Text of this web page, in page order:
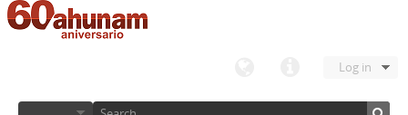
Log in